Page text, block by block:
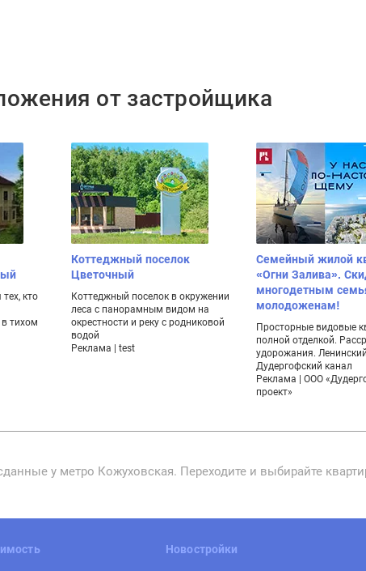
от застройщика
кто
тихом
Коттеджный поселок
Цветочный
Коттеджный поселок в окружении
леса с панорамным видом на
окрестности и реку с родниковой
водой
Реклама | test
Семейный жилой
«Огни Залива».
многодетным
молодоженам!
Просторные видовые
полной отделкой.
удорожания.
Дудергофский канал
Реклама | ООО
проект»
у метро Кожуховская. Переходите и выбирайте
Новостройки